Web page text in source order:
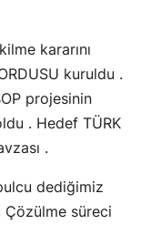
kararını
kuruldu .
projesinin
. Hedef TÜRK
.
dediğimiz
Çözülme süreci